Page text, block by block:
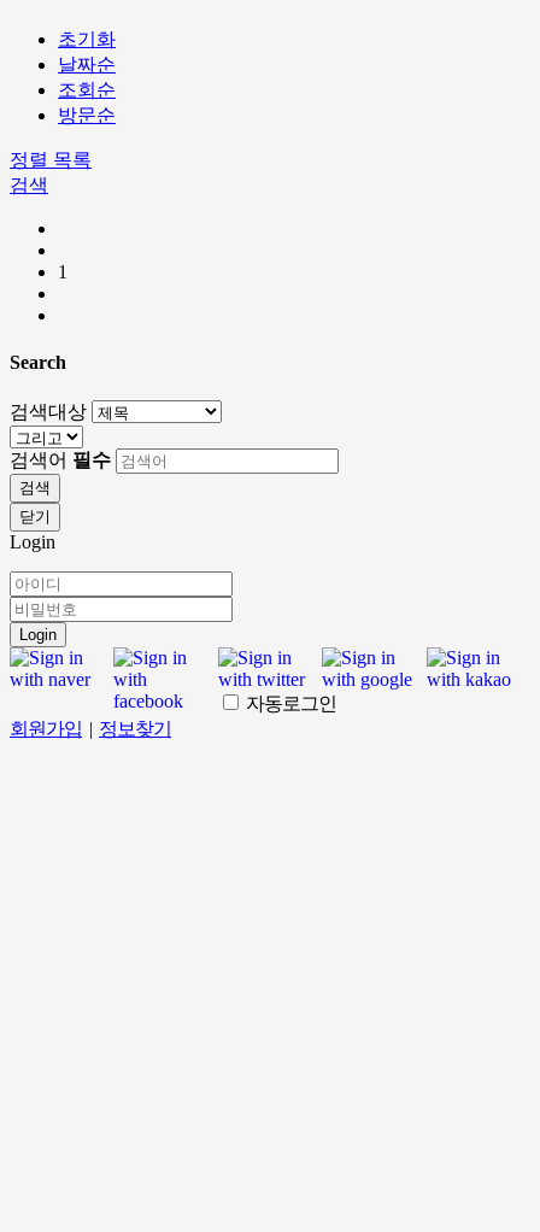
초기화
날짜순
조회순
방문순
정렬 목록
검색
1
Search
검색대상
검색어 필수
검색
닫기
Login
Login
자동로그인
회원가입 | 정보찾기